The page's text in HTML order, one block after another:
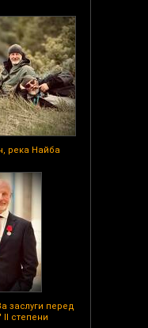
река Найба
заслуги перед
II степени